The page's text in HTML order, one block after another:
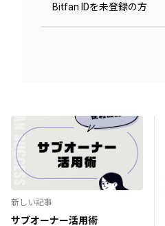
Bitfan IDを未登録の方
新しい記事
サブオーナー活用術